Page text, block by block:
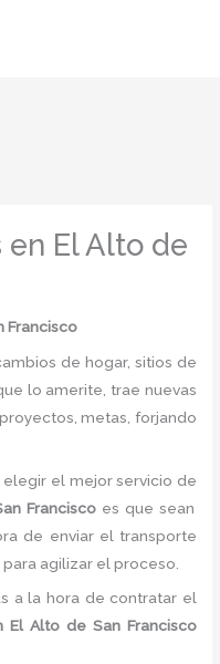
El Alto de
Francisco
de hogar, sitios de
lo amerite, trae nuevas
metas, forjando
el mejor servicio de
Francisco es que sean
de enviar el transporte
agilizar el proceso.
a la hora de contratar el
El Alto de San Francisco